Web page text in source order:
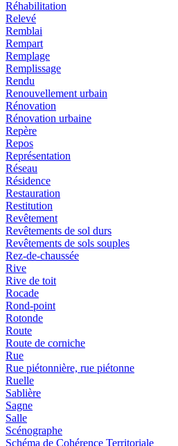
Réhabilitation
Relevé
Remblai
Rempart
Remplage
Remplissage
Rendu
Renouvellement urbain
Rénovation
Rénovation urbaine
Repère
Repos
Représentation
Réseau
Résidence
Restauration
Restitution
Revêtement
Revêtements de sol durs
Revêtements de sols souples
Rez-de-chaussée
Rive
Rive de toit
Rocade
Rond-point
Rotonde
Route
Route de corniche
Rue
Rue piétonnière, rue piétonne
Ruelle
Sablière
Sagne
Salle
Scénographe
Schéma de Cohérence Territoriale